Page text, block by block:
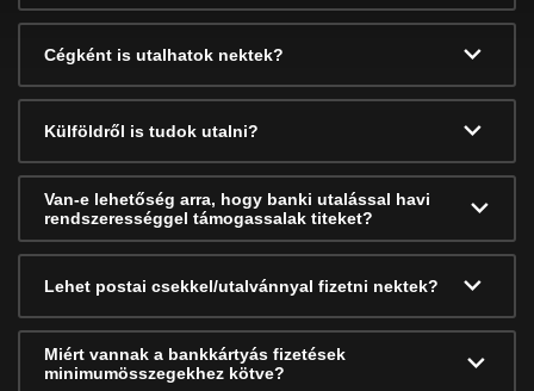
Cégként is utalhatok nektek?
Külföldről is tudok utalni?
Van-e lehetőség arra, hogy banki utalással havi
rendszerességgel támogassalak titeket?
Lehet postai csekkel/utalvánnyal fizetni nektek?
Miért vannak a bankkártyás fizetések
minimumösszegekhez kötve?